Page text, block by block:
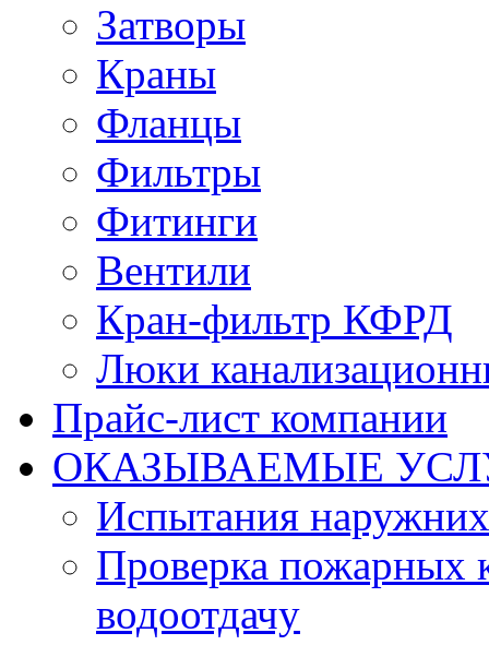
Затворы
Краны
Фланцы
Фильтры
Фитинги
Вентили
Кран-фильтр КФРД
Люки
Прайс-лист компании
ОКАЗЫВАЕМЫЕ
Испытания
Проверка пожарных
водоотдачу